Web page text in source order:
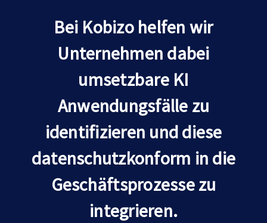
Bei Kobizo helfen wir
Unternehmen dabei
umsetzbare KI
Anwendungsfälle zu
identifizieren und diese
datenschutzkonform in die
Geschäftsprozesse zu
integrieren.